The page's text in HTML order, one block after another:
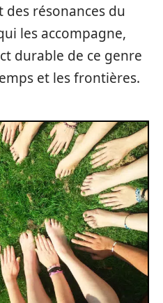
résonances du
les accompagne,
durable de ce genre
et les frontières.